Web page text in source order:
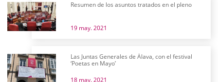
Resumen de los asuntos tratados en el pleno
19 may. 2021
Las Juntas Generales de Álava, con el festival
‘Poetas en Mayo’
18 may. 2021